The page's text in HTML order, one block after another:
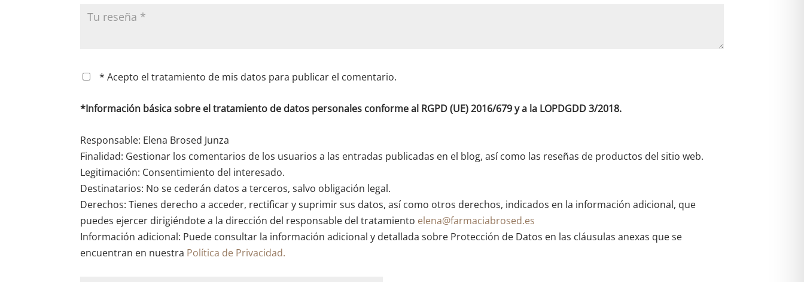
* Acepto el tratamiento de mis datos para publicar el comentario.
*Información básica sobre el tratamiento de datos personales conforme al RGPD (UE) 2016/679 y a la LOPDGDD 3/2018.
Responsable: Elena Brosed Junza
Finalidad: Gestionar los comentarios de los usuarios a las entradas publicadas en el blog, así como las reseñas de productos del sitio web.
Legitimación: Consentimiento del interesado.
Destinatarios: No se cederán datos a terceros, salvo obligación legal.
Derechos: Tienes derecho a acceder, rectificar y suprimir sus datos, así como otros derechos, indicados en la información adicional, que
puedes ejercer dirigiéndote a la dirección del responsable del tratamiento elena@farmaciabrosed.es
Información adicional: Puede consultar la información adicional y detallada sobre Protección de Datos en las cláusulas anexas que se
encuentran en nuestra Política de Privacidad.